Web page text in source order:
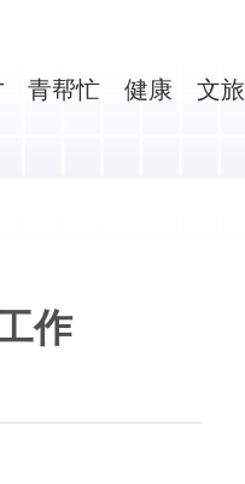
青帮忙 健康 文旅
作